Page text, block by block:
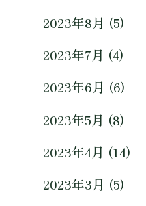
2023年8月 (5)
2023年7月 (4)
2023年6月 (6)
2023年5月 (8)
2023年4月 (14)
2023年3月 (5)